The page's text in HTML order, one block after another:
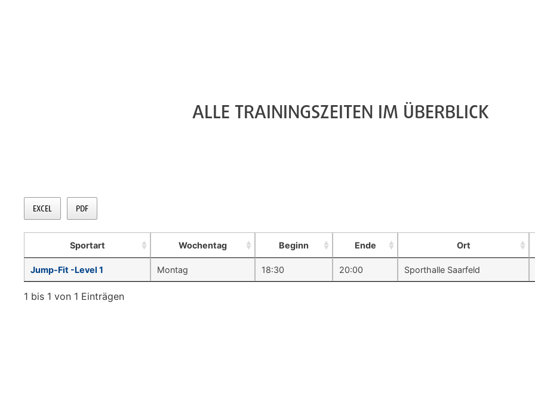
ALLE TRAININGSZEITEN IM ÜBERBLICK
EXCEL PDF
Sportart Wochentag Beginn Ende Ort
Jump-Fit -Level 1 Montag 18:30 20:00 Sporthalle Saarfeld
1 bis 1 von 1 Einträgen